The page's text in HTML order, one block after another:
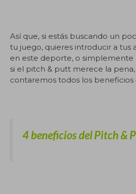
Así que, si estás buscando un
tu juego, quieres introducir a tus
en este deporte, o simplemente
si el pitch & putt merece la
contaremos todos los
4 beneficios del Pitch &